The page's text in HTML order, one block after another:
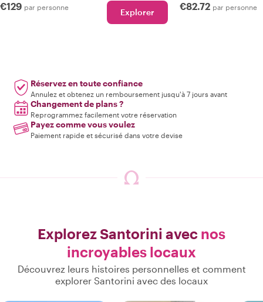
€129 par personne Explorer
€82.72 par personne
Réservez en toute confiance
Annulez et obtenez un remboursement jusqu'à 7 jours avant
Changement de plans ?
Reprogrammez facilement votre réservation
Payez comme vous voulez
Paiement rapide et sécurisé dans votre devise
Explorez Santorini avec nos
incroyables locaux
Découvrez leurs histoires personnelles et comment
explorer Santorini avec des locaux